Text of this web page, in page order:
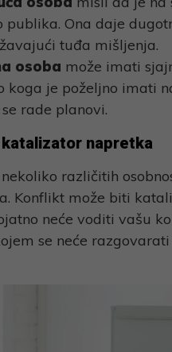
publika. Ona daje
tuđa mišljenja.
osoba može imati
koga je poželjno imati
rade planovi.
napretka
različitih
Konflikt može biti
neće voditi vašu
se neće